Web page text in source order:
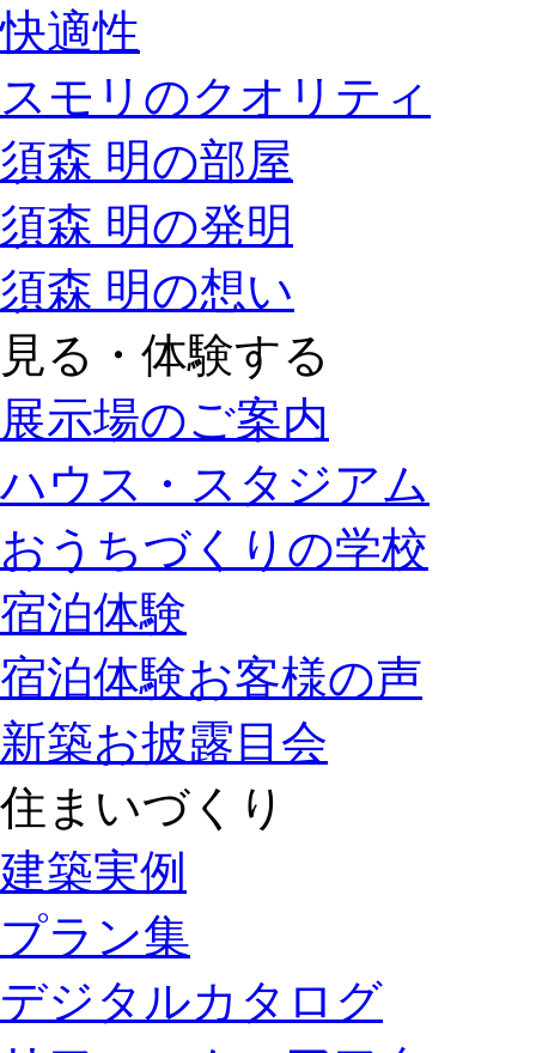
快適性
スモリのクオリティ
須森 明の部屋
須森 明の発明
須森 明の想い
見る・体験する
展示場のご案内
ハウス・スタジアム
おうちづくりの学校
宿泊体験
宿泊体験お客様の声
新築お披露目会
住まいづくり
建築実例
プラン集
デジタルカタログ